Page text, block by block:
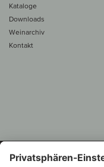
Kataloge
Downloads
Weinarchiv
Kontakt